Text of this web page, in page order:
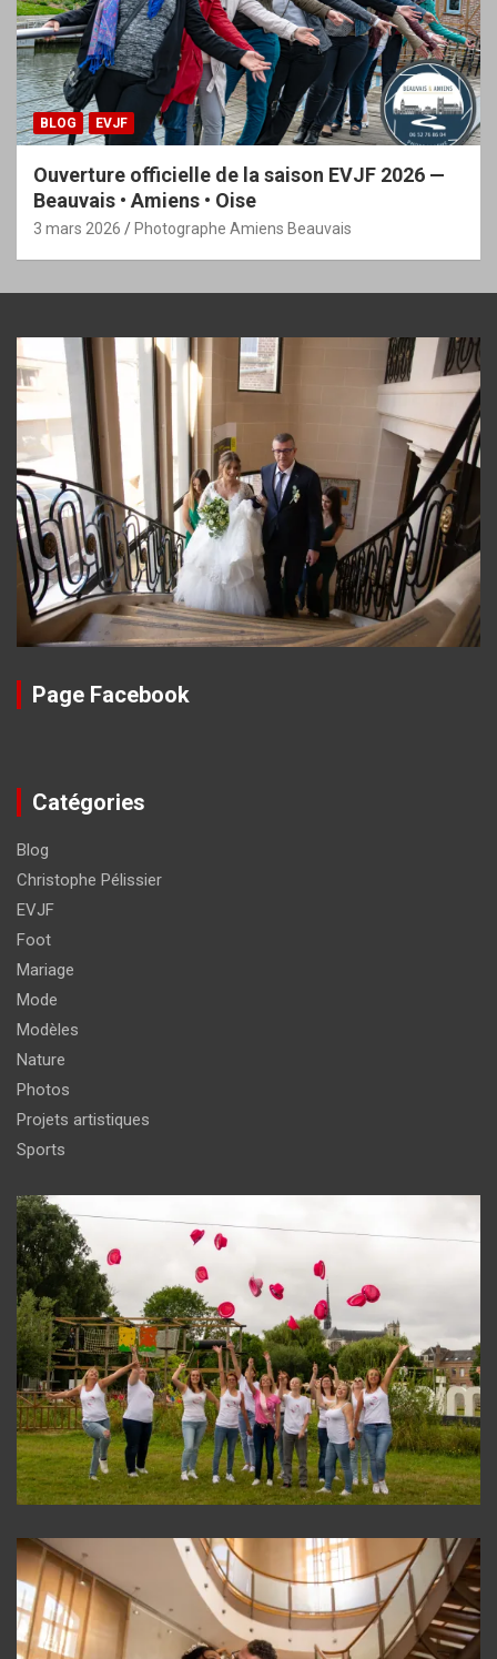
BLOG EVJF
Ouverture officielle de la saison EVJF 2026 —
Beauvais • Amiens • Oise
3 mars 2026 Photographe Amiens Beauvais
Page Facebook
Catégories
Blog
Christophe Pélissier
EVJF
Foot
Mariage
Mode
Modèles
Nature
Photos
Projets artistiques
Sports